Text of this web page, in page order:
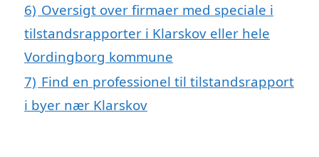
6) Oversigt over firmaer med speciale i
tilstandsrapporter i Klarskov eller hele
Vordingborg kommune
7) Find en professionel til tilstandsrapport
i byer nær Klarskov